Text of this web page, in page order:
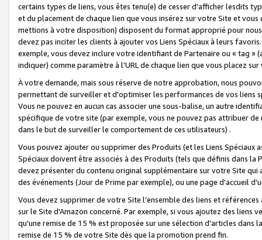
certains types de liens, vous êtes tenu(e) de cesser d'afficher lesdits
et du placement de chaque lien que vous insérez sur votre Site et
mettions à votre disposition) disposent du format approprié pour
devez pas inciter les clients à ajouter vos Liens Spéciaux à leurs
exemple, vous devez inclure votre identifiant de Partenaire ou « tag
indiquer) comme paramètre à l'URL de chaque lien que vous placez
À votre demande, mais sous réserve de notre approbation, nous
permettant de surveiller et d'optimiser les performances de vos liens
Vous ne pouvez en aucun cas associer une sous-balise, un autre
spécifique de votre site (par exemple, vous ne pouvez pas attribuer
dans le but de surveiller le comportement de ces utilisateurs) .
Vous pouvez ajouter ou supprimer des Produits (et les Liens
Spéciaux doivent être associés à des Produits (tels que définis dans
devez présenter du contenu original supplémentaire sur votre Site qui
des événements (Jour de Prime par exemple), ou une page d'accueil
Vous devez supprimer de votre Site l’ensemble des liens et
sur le Site d'Amazon concerné. Par exemple, si vous ajoutez des
qu'une remise de 15 % est proposée sur une sélection d'articles
remise de 15 % de votre Site dès que la promotion prend fin.